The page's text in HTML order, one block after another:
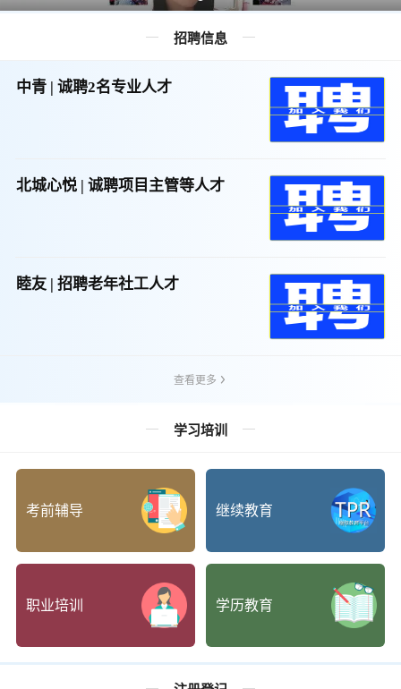
招聘信息
中青 | 诚聘2名专业人才
北城心悦 | 诚聘项目主管等人才
睦友 | 招聘老年社工人才
查看更多
学习培训
考前辅导 继续教育
职业培训 学历教育